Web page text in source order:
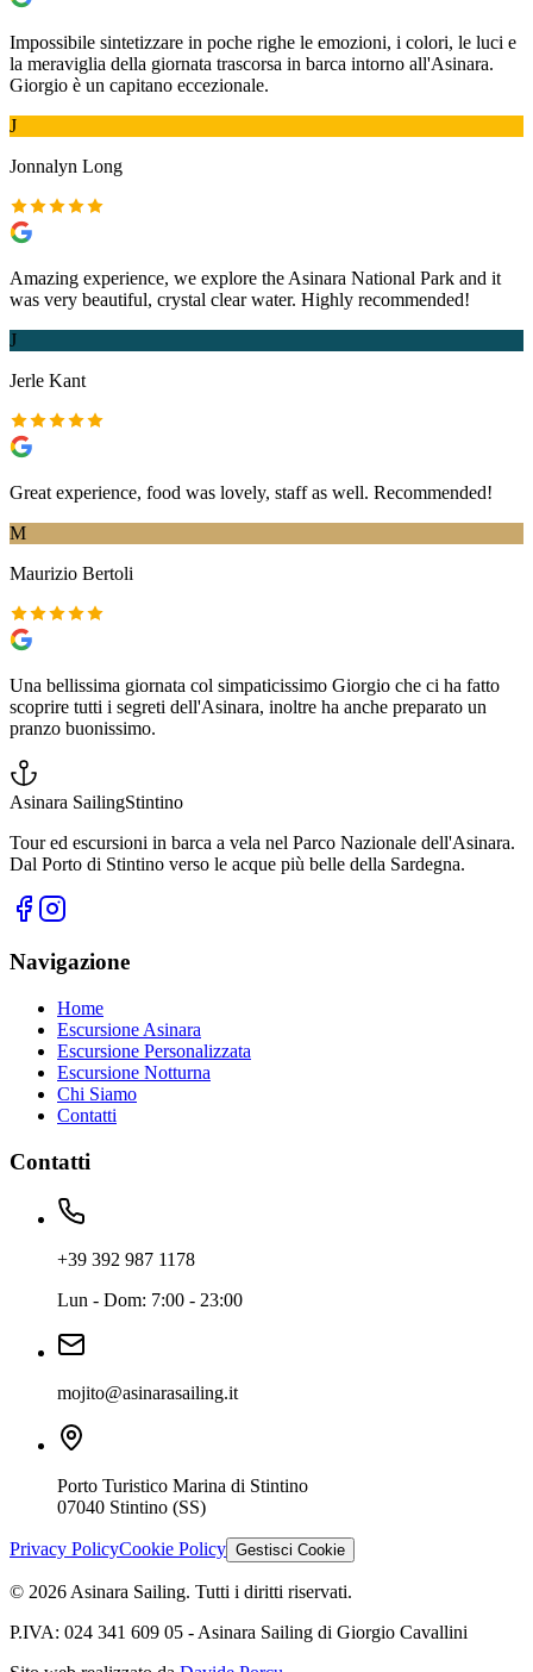
Impossibile sintetizzare in poche righe le emozioni, i colori, le luci e
la meraviglia della giornata trascorsa in barca intorno all'Asinara.
Giorgio è un capitano eccezionale.
J
Jonnalyn Long
Amazing experience, we explore the Asinara National Park and it
was very beautiful, crystal clear water. Highly recommended!
J
Jerle Kant
Great experience, food was lovely, staff as well. Recommended!
M
Maurizio Bertoli
Una bellissima giornata col simpaticissimo Giorgio che ci ha fatto
scoprire tutti i segreti dell'Asinara, inoltre ha anche preparato un
pranzo buonissimo.
Asinara SailingStintino
Tour ed escursioni in barca a vela nel Parco Nazionale dell'Asinara.
Dal Porto di Stintino verso le acque più belle della Sardegna.
Navigazione
Home
Escursione Asinara
Escursione Personalizzata
Escursione Notturna
Chi Siamo
Contatti
Contatti
+39 392 987 1178
Lun - Dom: 7:00 - 23:00
mojito@asinarasailing.it
Porto Turistico Marina di Stintino
07040 Stintino (SS)
Privacy PolicyCookie Policy Gestisci Cookie
© 2026 Asinara Sailing. Tutti i diritti riservati.
P.IVA: 024 341 609 05 - Asinara Sailing di Giorgio Cavallini